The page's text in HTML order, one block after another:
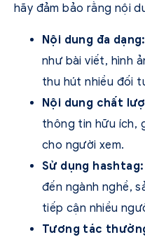
hãy đảm bảo rằng nội
Nội dung đa dạng:
như bài viết, hình
thu hút nhiều đối
Nội dung chất
thông tin hữu ích,
cho người xem.
Sử dụng hashtag:
đến ngành nghề,
tiếp cận nhiều
Tương tác